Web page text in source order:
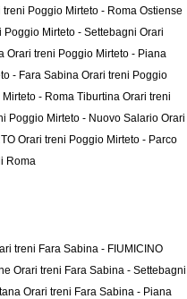
treni Poggio Mirteto - Roma Ostiense
Poggio Mirteto - Settebagni Orari
Orari treni Poggio Mirteto - Piana
- Fara Sabina Orari treni Poggio
- Roma Tiburtina Orari treni
Poggio Mirteto - Nuovo Salario Orari
Orari treni Poggio Mirteto - Parco
Roma
treni Fara Sabina - FIUMICINO
Orari treni Fara Sabina - Settebagni
Orari treni Fara Sabina - Piana